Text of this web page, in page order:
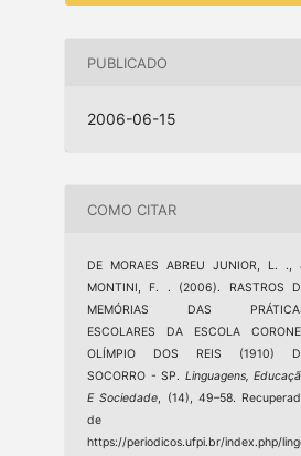
PUBLICADO
2006-06-15
COMO CITAR
DE MORAES ABREU JUNIOR, L. .,
MONTINI, F. . (2006). RASTROS
MEMÓRIAS DAS
ESCOLARES DA ESCOLA
OLÍMPIO DOS REIS (1910)
SOCORRO - SP. Linguagens,
E Sociedade, (14), 49–58.
de
https://periodicos.ufpi.br/index.php/